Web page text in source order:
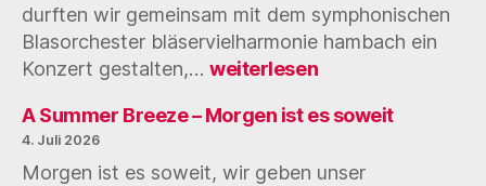
durften wir gemeinsam mit dem symphonischen
Blasorchester bläservielharmonie hambach ein
Konzert gestalten,… Danke
einen
Konzertabend!
weiterlesen
A Summer Breeze – Morgen ist es soweit
4. Juli 2026
Morgen ist es soweit, wir geben unser